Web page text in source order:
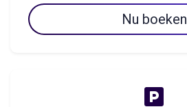
Nu boeken